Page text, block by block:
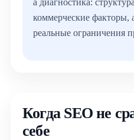
коммерческие факторы,
реальные ограничения
Когда SEO не
себе